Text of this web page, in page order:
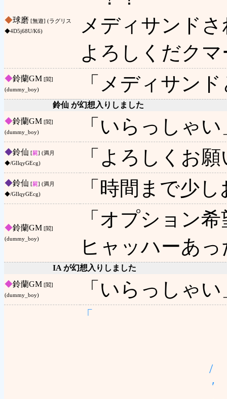
◆球磨 [無遊] (ラグリス
◆4D5j68U/K6)
メディサンド
よろしくだクマ
◆鈴蘭GM [閻]
(dummy_boy)
「メディサン
鈴仙 が幻想入りしました
◆鈴蘭GM [閻]
(dummy_boy)
「いらっしゃい
◆鈴仙 [屍] (満月
◆/GIlqyGEcg)
「よろしくお
◆鈴仙 [屍] (満月
◆/GIlqyGEcg)
「時間まで少
◆鈴蘭GM [閻]
(dummy_boy)
「オプション
ヒャッハーあ
IA が幻想入りしました
◆鈴蘭GM [閻]
(dummy_boy)
「いらっしゃい
「
/
′ ／ /